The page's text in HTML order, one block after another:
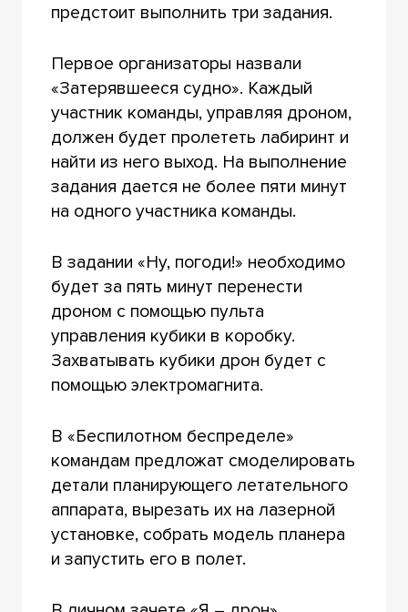
предстоит выполнить три задания.
Первое организаторы назвали
«Затерявшееся судно». Каждый
участник команды, управляя дроном,
должен будет пролететь лабиринт и
найти из него выход. На выполнение
задания дается не более пяти минут
на одного участника команды.
В задании «Ну, погоди!» необходимо
будет за пять минут перенести
дроном с помощью пульта
управления кубики в коробку.
Захватывать кубики дрон будет с
помощью электромагнита.
В «Беспилотном беспределе»
командам предложат смоделировать
детали планирующего летательного
аппарата, вырезать их на лазерной
установке, собрать модель планера
и запустить его в полет.